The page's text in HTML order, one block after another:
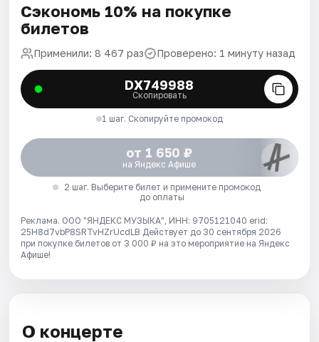
Сэкономь 10% на покупке
билетов
Применили: 8 467 раз Проверено: 1 минуту назад
DX749988
Скопировать
1 шаг. Скопируйте промокод
от 1 650 ₽
на Яндекс Афише
2 шаг. Выберите билет и примените промокод
до оплаты
Реклама. ООО "ЯНДЕКС МУЗЫКА", ИНН: 9705121040 erid:
25H8d7vbP8SRTvHZrUcdLB Действует до 30 сентября 2026
при покупке билетов от 3 000 ₽ на это мероприятие на Яндекс
Афише!
О концерте